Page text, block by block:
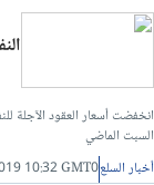
انخفضت أسعار العقود الآجلة
السبت الماضي
أخبار السلع10:32 GMT0